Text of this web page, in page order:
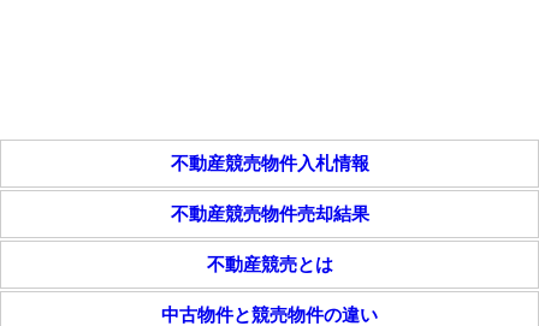
不動産競売物件入札情報
不動産競売物件売却結果
不動産競売とは
中古物件と競売物件の違い